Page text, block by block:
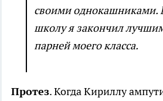
своими однокашниками.
школу я закончил
парней моего класса.
Протез. Когда Кириллу